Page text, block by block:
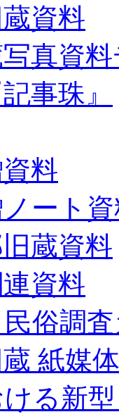
資料
真資
事珠』
料
ート
蔵資料
資料
俗調査
紙媒
る新